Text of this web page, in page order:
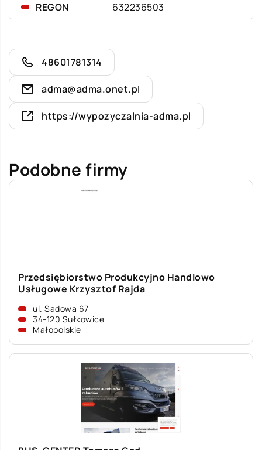
REGON
632236503
48601781314
adma@adma.onet.pl
https://wypozyczalnia-adma.pl
Podobne firmy
Przedsiębiorstwo Produkcyjno Handlowo
Usługowe Krzysztof Rajda
ul. Sadowa 67
34-120 Sułkowice
Małopolskie